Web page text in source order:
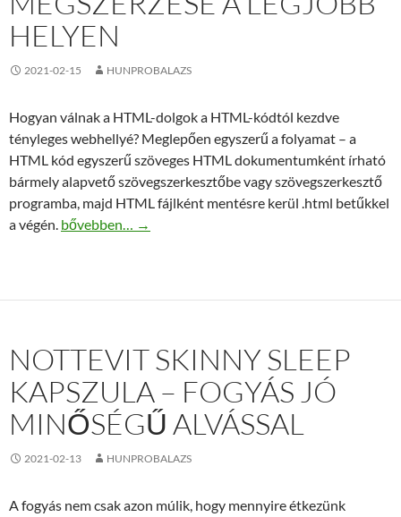
HELYEN
2021-02-15 HUNPROBALAZS
Hogyan válnak a HTML-dolgok a HTML-kódtól kezdve
tényleges webhellyé? Meglepően egyszerű a folyamat – a
HTML kód egyszerű szöveges HTML dokumentumként írható
bármely alapvető szövegszerkesztőbe vagy szövegszerkesztő
programba, majd HTML fájlként mentésre kerül .html betűkkel
a végén. Html ismeretek megszerzése a legjobb helyen
bővebben… →
NOTTEVIT SKINNY SLEEP
KAPSZULA – FOGYÁS JÓ
MINŐSÉGŰ ALVÁSSAL
2021-02-13 HUNPROBALAZS
A fogyás nem csak azon múlik, hogy mennyire étkezünk